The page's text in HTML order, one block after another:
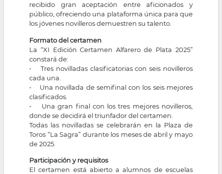
recibido gran aceptación entre aficionados y
público, ofreciendo una plataforma única para que
los jóvenes novilleros demuestren su talento.
Formato del certamen
La “XI Edición Certamen Alfarero de Plata 2025”
constará de:
• Tres novilladas clasificatorias con seis novilleros
cada una.
• Una novillada de semifinal con los seis mejores
clasificados.
• Una gran final con los tres mejores novilleros,
donde se decidirá el triunfador del certamen.
Todas las novilladas se celebrarán en la Plaza de
Toros “La Sagra” durante los meses de abril y mayo
de 2025.
Participación y requisitos
El certamen está abierto a alumnos de escuelas